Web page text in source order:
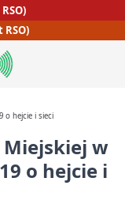
o hejcie i sieci
w
o hejcie i